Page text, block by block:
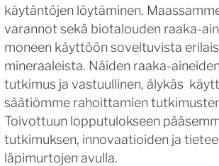
käytäntöjen löytäminen.
varannot sekä biotalouden raaka-
moneen käyttöön soveltuvista
mineraaleista. Näiden raaka-
tutkimus ja vastuullinen, älykäs
säätiömme rahoittamien
Toivottuun lopputulokseen
tutkimuksen, innovaatioiden ja
läpimurtojen avulla.